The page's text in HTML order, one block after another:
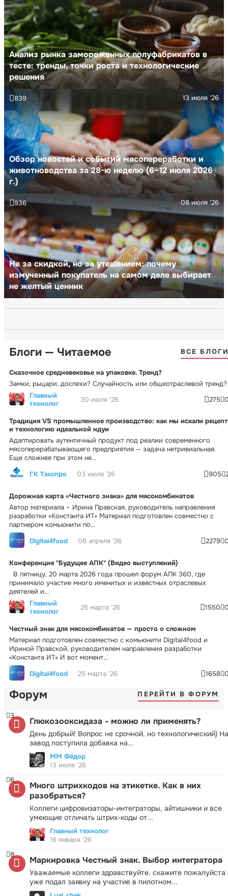
Анализ рынка замороженных полуфабрикатов в
тесте: тренды, точки роста и технологические
решения
Обзор новостей и событий мясопереработки и
животноводства за 28-ю неделю (6–12 июля 2026
г.)
13 июля '26
839
Не за скидкой, но за утешением: почему
измученный покупатель на самом деле выбирает
не желтый ценник
08 июля '26
936
Блоги — Читаемое ВСЕ
Сказочное средневековье на упаковке. Тренд?
Замки, рыцари, доспехи? Случайность или общеотраслевой тренд?
Главный
технолог
30 июля '26 275
Традиция VS промышленное производство: как мы искали рецепт
и технологию идеальной ндуи
Адаптировать аутентичный продукт под реалии современного
мясоперерабатывающего предприятия — задача нетривиальная.
Еще сложнее при этом не...
ГК Тэкспро
03 июля '26 905
Дорожная карта «Честного знака» для мясокомбинатов
Автор материала – Ирина Правская, руководитель направления
разработки «Константа ИТ» Материал подготовлен совместно с
партнером комьюнити по...
Digital4food
08 апреля '26 2279
Конференция "Будущее АПК" (Видео выступлений)
В пятницу, 20 марта 2026 года прошел форум АПК 360, где
принимало участие много именитых и известных отраслевых
деятелей и...
Главный
технолог
25 марта '26 1550
Честный знак для мясокомбинатов — просто о сложном
Материал подготовлен совместно с комьюнити Digital4food и
Ириной Правской, руководителем направления разработки
«Константа ИТ» И вот момент...
Digital4food
25 марта '26 1658
Форум ПЕРЕЙТИ В ФОРУМ
Глюкозооксидаза - можно ли применять?
День добрый! Вопрос не срочной, но технологический) На
завод поступила добавка на...
3
ММ Фёдор
13 июля '26
Много штрихкодов на этикетке. Как в них
разобраться?
Коллеги цифровизаторы-интеграторы, айтишники и все
умеющие отличать штрих-коды от...
6
Главный технолог
16 января '26
Маркировка Честный знак. Выбор интегратора
Уважаемые коллеги здравствуйте. скажите пожалуйста
уже подал заявку на участие в пилотном...
8